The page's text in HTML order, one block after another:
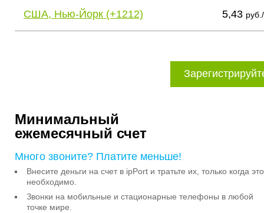
США, Нью-Йорк (+1212) 5,43
Минимальный
ежемесячный счет
Много звоните? Платите меньше!
Внесите деньги на счет в ipPort и тратьте их, только когда это
необходимо.
Звонки на мобильные и стационарные телефоны в любой
точке мире.